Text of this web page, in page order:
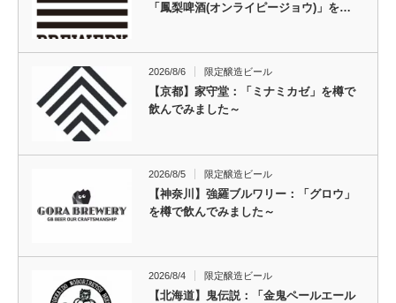
「鳳梨啤酒(オンライピージョウ)」を…
2026/8/6 限定醸造ビール
【京都】家守堂：「ミナミカゼ」を樽で
飲んでみました～
2026/8/5 限定醸造ビール
【神奈川】強羅ブルワリー：「グロウ」
を樽で飲んでみました～
2026/8/4 限定醸造ビール
【北海道】鬼伝説：「金鬼ペールエール